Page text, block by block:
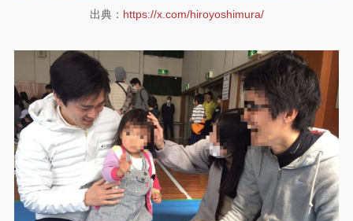
出典： https://x.com/hiroyoshimura/